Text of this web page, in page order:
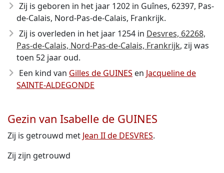
Zij is geboren in het jaar 1202 in Guînes, 62397, Pas-
de-Calais, Nord-Pas-de-Calais, Frankrijk.
Zij is overleden in het jaar 1254 in Desvres, 62268,
Pas-de-Calais, Nord-Pas-de-Calais, Frankrijk, zij was
toen 52 jaar oud.
Een kind van Gilles de GUINES en Jacqueline de
SAINTE-ALDEGONDE
Gezin van Isabelle de GUINES
Zij is getrouwd met Jean II de DESVRES.
Zij zijn getrouwd